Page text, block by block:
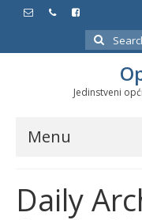
Search
for:
Jedinstveni
Menu
Službeni glasnici
Daily